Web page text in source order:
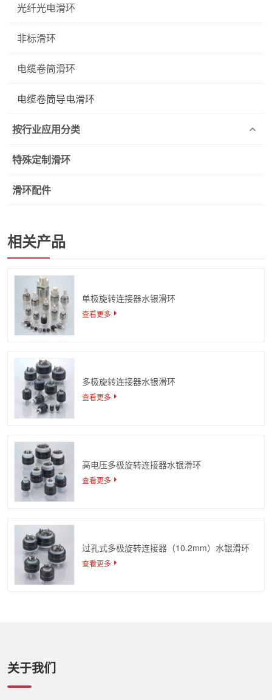
光纤光电滑环
非标滑环
电缆卷筒滑环
电缆卷筒导电滑环
按行业应用分类
特殊定制滑环
滑环配件
相关产品
单极旋转连接器水银滑环
查看更多
多极旋转连接器水银滑环
查看更多
高电压多极旋转连接器水银滑环
查看更多
过孔式多极旋转连接器（10.2mm）水银滑环
查看更多
关于我们